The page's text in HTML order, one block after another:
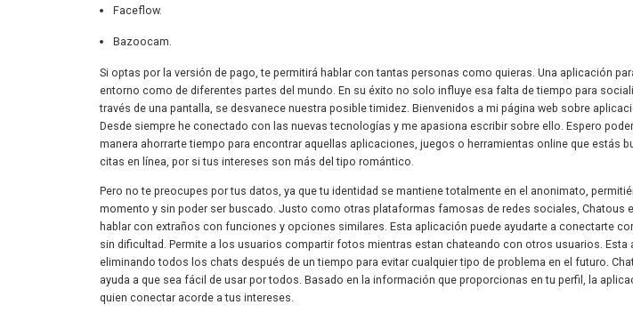
Faceflow.
Bazoocam.
Si optas por la versión de pago, te permitirá hablar con tantas personas como quieras. Una aplicación
entorno como de diferentes partes del mundo. En su éxito no solo influye esa falta de tiempo para
través de una pantalla, se desvanece nuestra posible timidez. Bienvenidos a mi página web sobre
Desde siempre he conectado con las nuevas tecnologías y me apasiona escribir sobre ello. Espero
manera ahorrarte tiempo para encontrar aquellas aplicaciones, juegos o herramientas online que estás
citas en línea, por si tus intereses son más del tipo romántico.
Pero no te preocupes por tus datos, ya que tu identidad se mantiene totalmente en el anonimato,
momento y sin poder ser buscado. Justo como otras plataformas famosas de redes sociales, Chatous
hablar con extraños con funciones y opciones similares. Esta aplicación puede ayudarte a conectarte
sin dificultad. Permite a los usuarios compartir fotos mientras estan chateando con otros usuarios. Esta
eliminando todos los chats después de un tiempo para evitar cualquier tipo de problema en el futuro.
ayuda a que sea fácil de usar por todos. Basado en la información que proporcionas en tu perfil, la
quien conectar acorde a tus intereses.